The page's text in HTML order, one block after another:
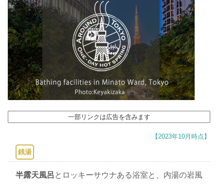
一部リンクは広告を含みます
【2023年10月時点】
銭湯
半露天風呂 とロッキーサウナある浴室と、内湯の岩風